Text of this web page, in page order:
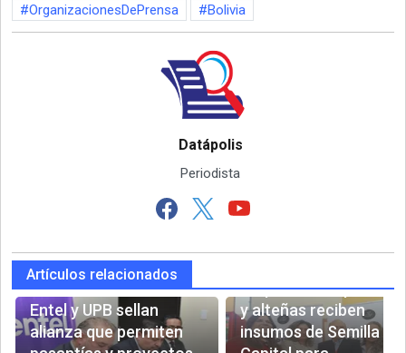
OrganizacionesDePrensa
Bolivia
Datápolis
Periodista
Artículos relacionados
Entel y UPB sellan
alianza que permiten
Mil pensiones paceñas
y alteñas reciben
insumos de Semilla